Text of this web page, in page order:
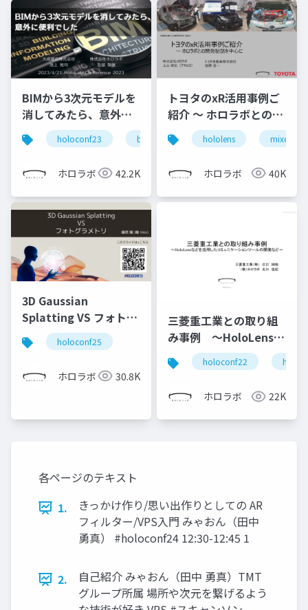
BIMから3次元モデルを
消してみたら、意外に
便利でしたholoconf23 bim
ホロラボ 42.2K
トヨタのxR活用事例ご
紹介 ～ ホロラボとの開
発秘話を中心に (ホロラ
ボカンファレンス 2022
トヨタ自動車株式会社
栢野様 発表スライド)
hololens mixed
ホロラボ 40K
3D Gaussian
Splatting VS フォトグ
ラメトリholoconf25
ホロラボ 30.8K
三菱重工業との取り組
み事例 ～HoloLensな
どを活用した現場向け
コミュニケーションツ
holoconf22
ホロラボ 22K
各ページのテキスト
1.
きっかけ作り/思い出作りとしての AR
フィルター/VPS入門 みゃおん（田中
勇真） #holoconf24 12:30-12:45 1
2.
自己紹介 みゃおん（田中 勇真）TMT
グループ所属 場所や次元を繋げるよう